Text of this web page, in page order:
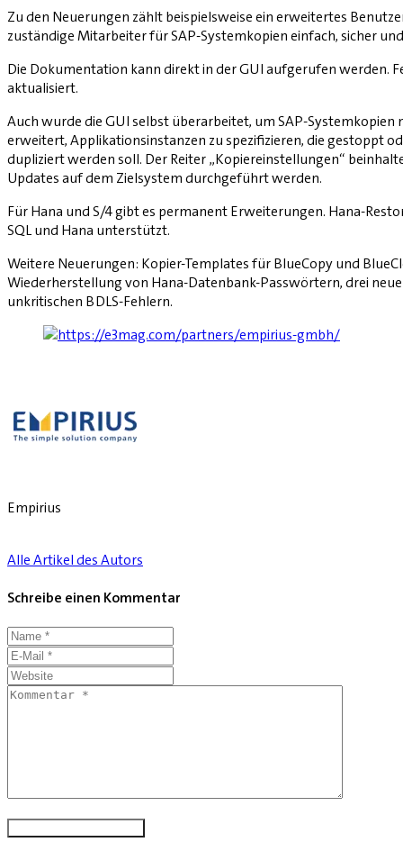
Zu den Neuerungen zählt beispielsweise ein erweitertes
zuständige Mitarbeiter für SAP-Systemkopien einfach, sicher
Die Dokumentation kann direkt in der GUI aufgerufen werden.
aktualisiert.
Auch wurde die GUI selbst überarbeitet, um SAP-
erweitert, Applikationsinstanzen zu spezifizieren, die gestoppt
dupliziert werden soll. Der Reiter „Kopiereinstellungen“
Updates auf dem Zielsystem durchgeführt werden.
Für Hana und S/4 gibt es permanent Erweiterungen. Hana-
SQL und Hana ­unterstützt.
Weitere Neuerungen: Kopier-Tem­plates für BlueCopy und
Wiederherstellung von Hana-Datenbank-Passwörtern, drei
unkritischen BDLS-Fehlern.
Empirius
Alle Artikel des Autors
Schreibe einen Kommentar